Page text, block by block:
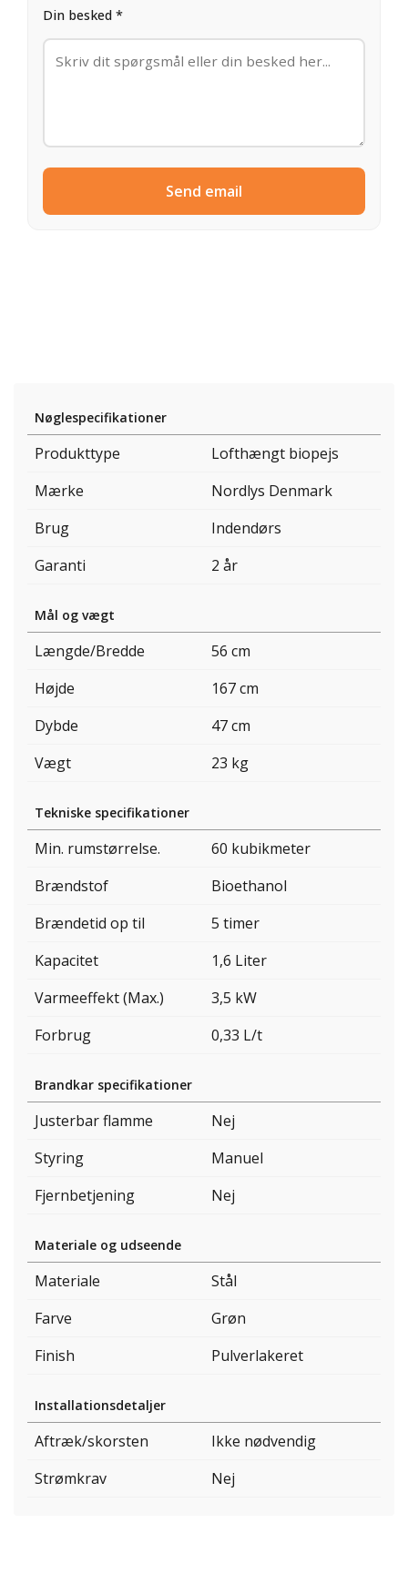
Din besked *
Send email
Nøglespecifikationer
Produkttype
Lofthængt biopejs
Mærke
Nordlys Denmark
Brug
Indendørs
Garanti
2 år
Mål og vægt
Længde/Bredde
56 cm
Højde
167 cm
Dybde
47 cm
Vægt
23 kg
Tekniske specifikationer
Min. rumstørrelse.
60 kubikmeter
Brændstof
Bioethanol
Brændetid op til
5 timer
Kapacitet
1,6 Liter
Varmeeffekt (Max.)
3,5 kW
Forbrug
0,33 L/t
Brandkar specifikationer
Justerbar flamme
Nej
Styring
Manuel
Fjernbetjening
Nej
Materiale og udseende
Materiale
Stål
Farve
Grøn
Finish
Pulverlakeret
Installationsdetaljer
Aftræk/skorsten
Ikke nødvendig
Strømkrav
Nej